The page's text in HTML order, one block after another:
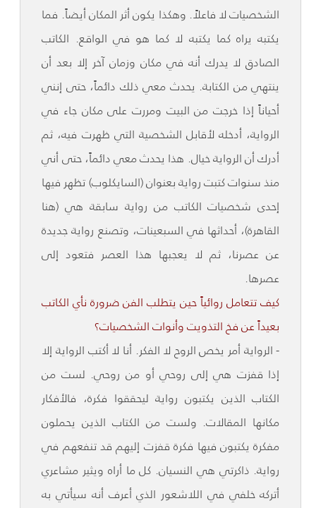
الشخصيات لا فاعلاً. وهكذا يكون أثر المكان أيضاً. فما
يكتبه يراه كما يكتبه لا كما هو في الواقع. الكاتب
الصادق لا يدرك أنه في مكان وزمان آخر إلا بعد أن
ينتهي من الكتابة. يحدث معي ذلك دائماً، حتى إنني
أحياناً إذا خرجت من البيت ومررت على مكان جاء في
الرواية، أدخله لأقابل الشخصية التي ظهرت فيه، ثم
أدرك أن الرواية خيال. هذا يحدث معي دائماً، حتى أني
منذ سنوات كتبت رواية بعنوان (السايكلوب) تظهر فيها
إحدى شخصيات الكاتب من رواية سابقة هي (هنا
القاهرة)، أحداثها في السبعينات، وتصنع رواية جديدة
عن عصرنا، ثم لا يعجبها هذا العصر فتعود إلى
عصرها.
كيف تتعامل روائياً حين يتطلب الفن ضرورة نأي الكاتب
بعيداً عن فخ التذويت وأنوات الشخصيات؟
- الرواية أمر يخص الروح لا الفكر. أنا لا أكتب الرواية إلا
إذا قفزت هي إلى روحي أو من روحي. لست من
الكتاب الذين يكتبون رواية ليحققوا فكرة، فالأفكار
مكانها المقالات. ولست من الكتاب الذين يحملون
مفكرة يكتبون فيها فكرة قفزت إليهم قد تنفعهم في
رواية. ذاكرتي هي النسيان. كل ما أراه ويثير مشاعري
أتركه خلفي في اللاشعور الذي أعرف أنه سيأتي به